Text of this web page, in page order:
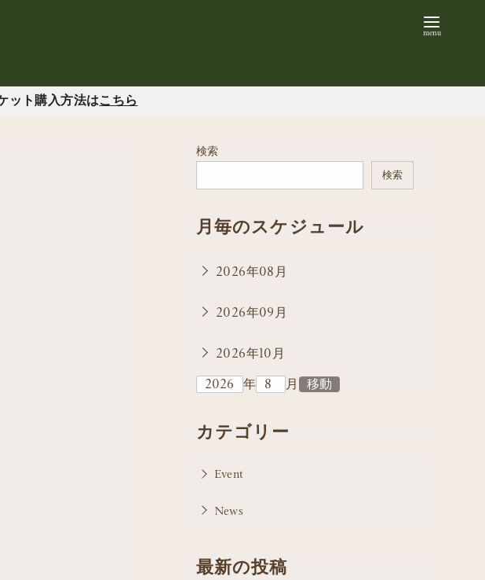
ット購入方法はこちら
検索
検索
月毎のスケジュール
2026年08月
2026年09月
2026年10月
年
月
カテゴリー
Event
News
最新の投稿